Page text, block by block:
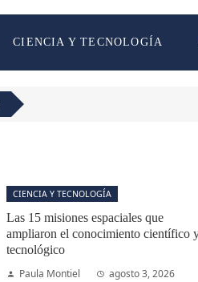
CIENCIA Y TECNOLOGÍA
CIENCIA Y TECNOLOGÍA
Las 15 misiones espaciales que
ampliaron el conocimiento científico
tecnológico
Paula Montiel
agosto 3, 2026